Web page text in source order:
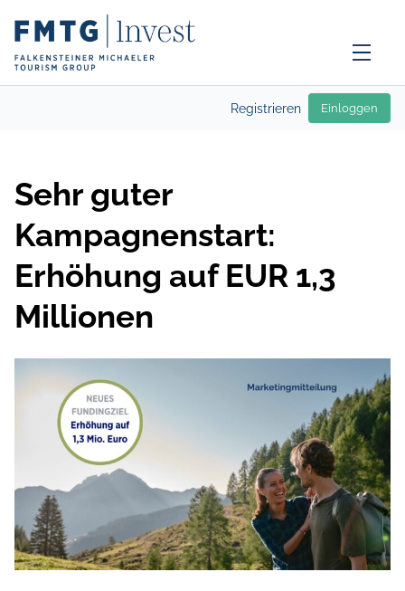
Registrieren Einloggen
Sehr guter
Kampagnenstart:
Erhöhung auf EUR 1,3
Millionen